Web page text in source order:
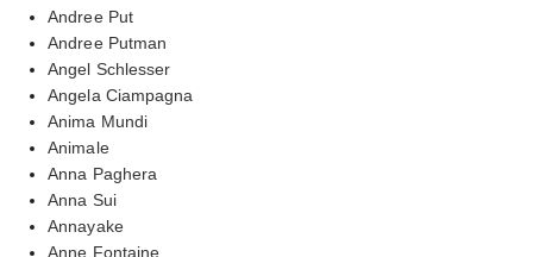
Andree Put
Andree Putman
Angel Schlesser
Angela Ciampagna
Anima Mundi
Animale
Anna Paghera
Anna Sui
Annayake
Anne Fontaine